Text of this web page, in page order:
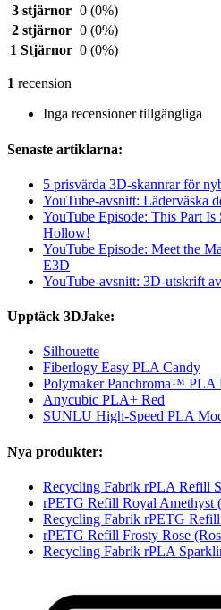
3 stjärnor 0 (0%)
2 stjärnor 0 (0%)
1 Stjärnor 0 (0%)
1 recension
Inga recensioner tillgängliga
Senaste artiklarna:
5 prisvärda 3D-skannrar för
YouTube-avsnitt: Läderväska
YouTube Episode: This Part
Hollow!
YouTube Episode: Meet the
E3D
YouTube-avsnitt: 3D-utskrift
Upptäck 3DJake:
Silhouette
Fiberlogy Easy PLA Candy
Polymaker Panchroma™ PLA
Anycubic PLA+ Red
SUNLU High-Speed PLA
Nya produkter:
Recycling Fabrik rPLA Refill
rPETG Refill Royal Amethyst
Recycling Fabrik rPETG
rPETG Refill Frosty Rose
Recycling Fabrik rPLA